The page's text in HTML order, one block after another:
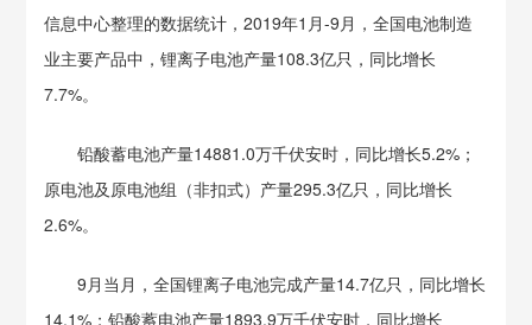
信息中心整理的数据统计，2019年1月-9月，全国电池制造
业主要产品中，锂离子电池产量108.3亿只，同比增长
7.7%。
铅酸蓄电池产量14881.0万千伏安时，同比增长5.2%；
原电池及原电池组（非扣式）产量295.3亿只，同比增长
2.6%。
9月当月，全国锂离子电池完成产量14.7亿只，同比增长
14.1%；铅酸蓄电池产量1893.9万千伏安时，同比增长